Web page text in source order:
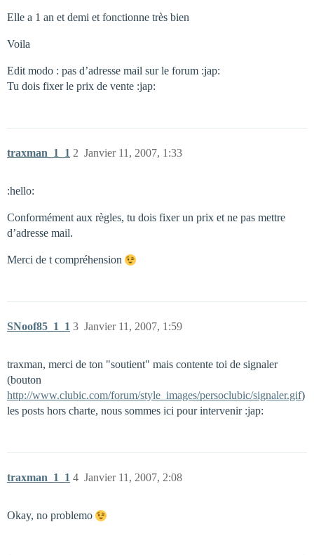
Elle a 1 an et demi et fonctionne très bien
Voila
Edit modo : pas d’adresse mail sur le forum :jap:
Tu dois fixer le prix de vente :jap:
traxman_1_1 Janvier 11, 2007, 1:33
2
:hello:
Conformément aux règles, tu dois fixer un prix et ne pas mettre
d’adresse mail.
Merci de t compréhension
SNoof85_1_1 Janvier 11, 2007, 1:59
3
traxman, merci de ton "soutient" mais contente toi de signaler
(bouton
http://www.clubic.com/forum/style_images/persoclubic/signaler.gif)
les posts hors charte, nous sommes ici pour intervenir :jap:
traxman_1_1 Janvier 11, 2007, 2:08
4
Okay, no problemo